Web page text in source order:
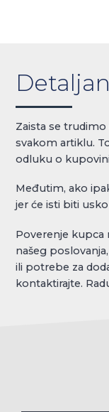
Zaista se
svakom artiklu.
odluku o
Međutim, ako
jer će isti biti
Poverenje
našeg
ili potrebe za
kontaktirajte.